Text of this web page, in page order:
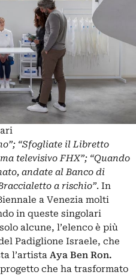
“Sfogliate il Libretto
televisivo FHX”; “Quando
andate al Banco di
a rischio”. In
a Venezia molti
in queste singolari
alcune, l’elenco è più
Padiglione Israele, che
l’artista Aya Ben Ron.
che ha trasformato